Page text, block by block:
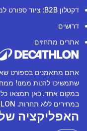
דקטלון B2B: ציוד ספורט למוסדות
דרושים
אתרים מתחזים
אתם מתאמנים בספורט
שתמשיכו להנות ממנו!
במקום אחד. כאן תמצאו כל
במחירים ללא תחרות. DECATHLON. עושים ספורט יחד!
האפליקציה